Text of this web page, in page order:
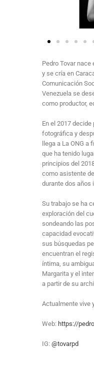
Pedro Tovar nace
y se cría en
Comunicación
Venezuela se
como productor,
En el 2017
fotográfica y
llega a La ONG
que ha tenido
principios del
como asistente
durante dos años
Su trabajo se ha
exploración del
sondeando las
capacidad
sus búsquedas
encuentran el
íntima, su
Margarita y el
a partir de su
Actualmente vive
Web: https://
IG: @tovarpd